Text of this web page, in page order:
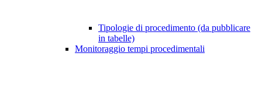
Tipologie di procedimento (da pubblicare
in tabelle)
Monitoraggio tempi procedimentali